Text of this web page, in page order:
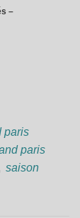
–
paris
paris
saison